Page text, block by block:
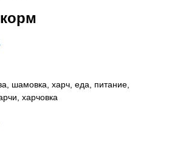
шамовка, харч, еда, питание,
харчовка